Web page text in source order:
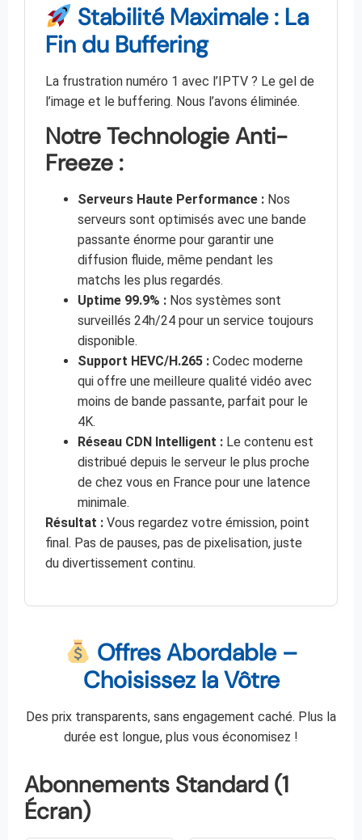
Stabilité Maximale : La
Fin du Buffering
La frustration numéro 1 avec l’IPTV ? Le gel de
l’image et le buffering. Nous l’avons éliminée.
Notre Technologie Anti-
Freeze :
Serveurs Haute Performance : Nos
serveurs sont optimisés avec une bande
passante énorme pour garantir une
diffusion fluide, même pendant les
matchs les plus regardés.
Uptime 99.9% : Nos systèmes sont
surveillés 24h/24 pour un service toujours
disponible.
Support HEVC/H.265 : Codec moderne
qui offre une meilleure qualité vidéo avec
moins de bande passante, parfait pour le
4K.
Réseau CDN Intelligent : Le contenu est
distribué depuis le serveur le plus proche
de chez vous en France pour une latence
minimale.
Résultat : Vous regardez votre émission, point
final. Pas de pauses, pas de pixelisation, juste
du divertissement continu.
Offres Abordable –
Choisissez la Vôtre
Des prix transparents, sans engagement caché. Plus la
durée est longue, plus vous économisez !
Abonnements Standard (1
Écran)